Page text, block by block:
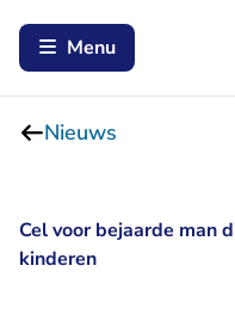
Menu
Nieuws
Cel voor bejaarde man
kinderen